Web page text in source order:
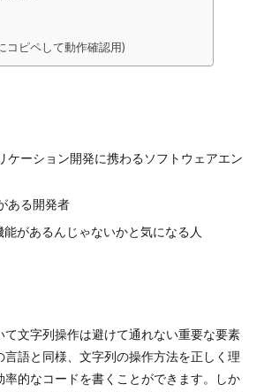
コピペして動作確認用)
ケーション開発に携わるソフトウェアエン
ある開発者
があるんじゃないかと気になる人
て文字列操作は避けて通れない重要な要素
語と同様、文字列の操作方法を正しく理
率的なコードを書くことができます。しか